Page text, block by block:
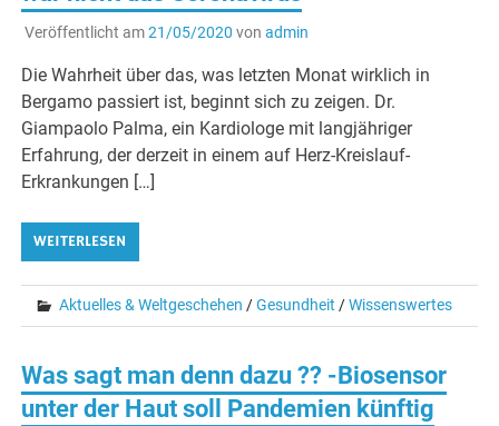
Veröffentlicht am21/05/2020 von admin
Die Wahrheit über das, was letzten Monat wirklich in
Bergamo passiert ist, beginnt sich zu zeigen. Dr.
Giampaolo Palma, ein Kardiologe mit langjähriger
Erfahrung, der derzeit in einem auf Herz-Kreislauf-
Erkrankungen […]
WEITERLESEN
Aktuelles & Weltgeschehen /Gesundheit /Wissenswertes
Was sagt man denn dazu ?? -Biosensor
unter der Haut soll Pandemien künftig